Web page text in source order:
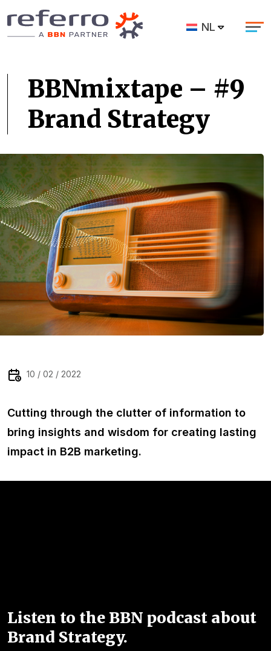
NL
BBNmixtape – #9
Brand Strategy
10 / 02 / 2022
Cutting through the clutter of information to
bring insights and wisdom for creating lasting
impact in B2B marketing.
Listen to the BBN podcast about
Brand Strategy.